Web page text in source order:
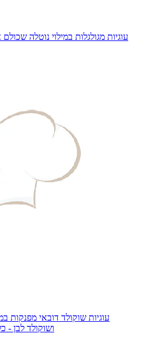
עוגיות מגולגלות במילוי נוטלה
עוגיות שוקולד דובאי
ושוקולד לבן -